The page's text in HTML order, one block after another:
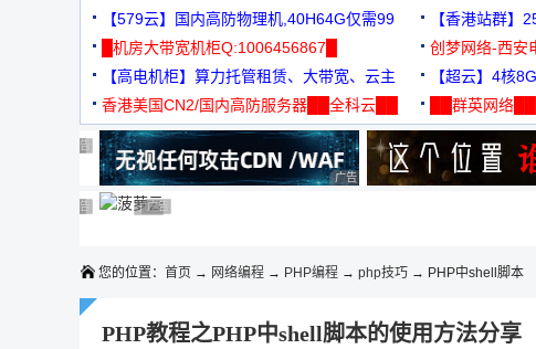
【579云】国内高防物理机,40H64G仅需99
元
【香港站群】
█机房大带宽机柜Q:1006456867█
创梦网络-西安
88元/月
【高电机柜】算力托管租赁、大带宽、云主
机
【超云】4核
香港美国CN2/国内高防服务器██全科云██
██群英网络
◆◆◆
广告 商业广告，理性选择
广告 商业广告，理性选择
广告 商业广告，理性选择
广告 商业广告，理性选择
广告 商业广告，理性选择
广告 商业广告，理性选择
广告 商业广告，理性选择广告 商业广告，理性选择
广告 商业广告，理性选择
您的位置： 首页 → 网络编程 → PHP编程 → php技巧 → PHP中shell脚本
PHP教程之PHP中shell脚本的使用方法分享